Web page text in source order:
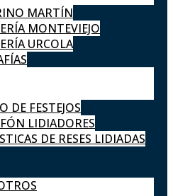
MARTÍN
MONTEVIEJO
URCOLA
DE FESTEJOS
LIDIADORES
DE RESES LIDIADAS